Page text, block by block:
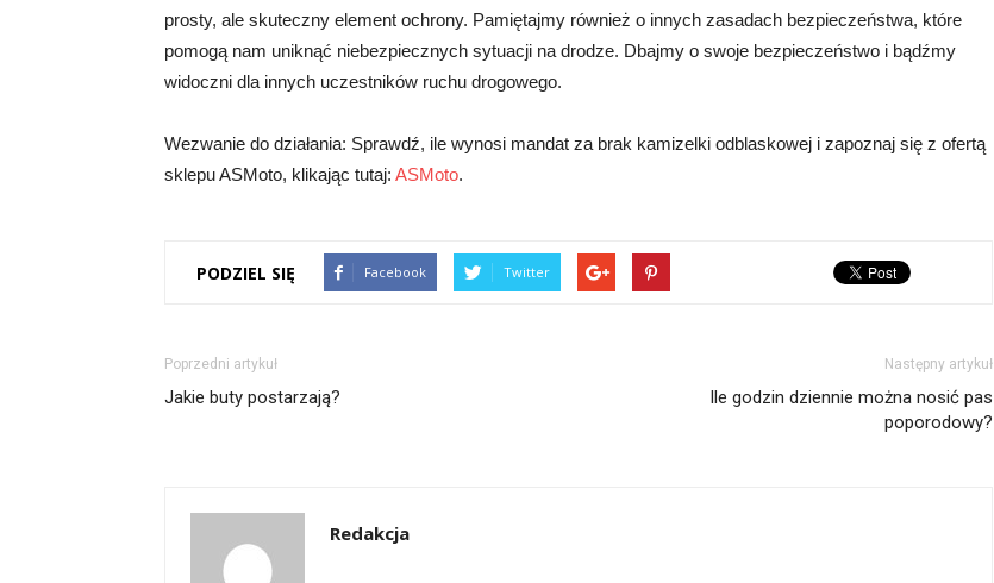
prosty, ale skuteczny element ochrony. Pamiętajmy również o innych zasadach bezpieczeństwa, które
pomogą nam uniknąć niebezpiecznych sytuacji na drodze. Dbajmy o swoje bezpieczeństwo i bądźmy
widoczni dla innych uczestników ruchu drogowego.
Wezwanie do działania: Sprawdź, ile wynosi mandat za brak kamizelki odblaskowej i zapoznaj się z ofertą
sklepu ASMoto, klikając tutaj: ASMoto.
PODZIEL SIĘ Facebook Twitter
Poprzedni artykuł
Jakie buty postarzają?
Następny artykuł
Ile godzin dziennie można nosić pas
poporodowy?
Redakcja